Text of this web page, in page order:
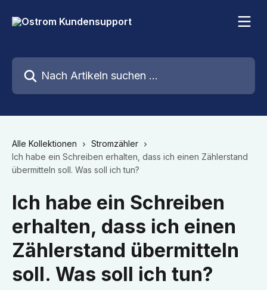
Nach Artikeln suchen …
Alle Kollektionen
Stromzähler
Ich habe ein Schreiben erhalten, dass ich einen Zählerstand
übermitteln soll. Was soll ich tun?
Ich habe ein Schreiben
erhalten, dass ich einen
Zählerstand übermitteln
soll. Was soll ich tun?